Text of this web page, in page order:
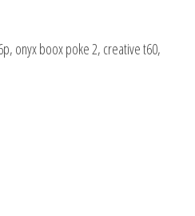
onyx boox poke 2, creative t60,